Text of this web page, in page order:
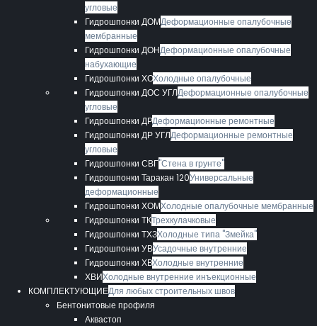
угловые
Гидрошпонки ДОМДеформационные опалубочные
мембранные
Гидрошпонки ДОНДеформационные опалубочные
набухающие
Гидрошпонки ХОХолодные опалубочные
Гидрошпонки ДОС УГЛДеформационные опалубочные
угловые
Гидрошпонки ДРДеформационные ремонтные
Гидрошпонки ДР УГЛДеформационные ремонтные
угловые
Гидрошпонки СВГ"Стена в грунте"
Гидрошпонки Таракан 120Универсальные
деформационные
Гидрошпонки ХОМХолодные опалубочные мембранные
Гидрошпонки ТКТрехкулачковые
Гидрошпонки ТХЗХолодные типа "Змейка"
Гидрошпонки УВУсадочные внутренние
Гидрошпонки ХВХолодные внутренние
ХВИХолодные внутренние инъекционные
КОМПЛЕКТУЮЩИЕДля любых строительных швов
Бентонитовые профиля
Аквастоп